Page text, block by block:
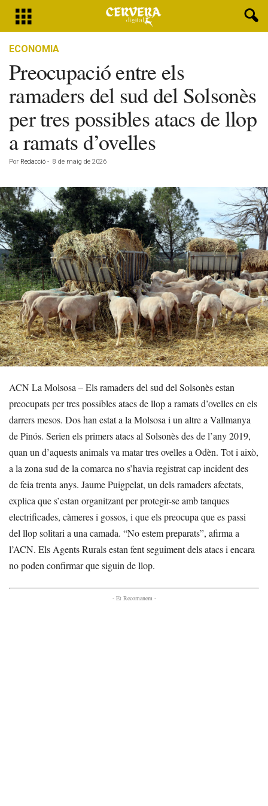
ECONOMIA
Preocupació entre els
ramaders del sud del Solsonès
per tres possibles atacs de llop
a ramats d’ovelles
Por Redacció - 8 de maig de 2026
ACN La Molsosa – Els ramaders del sud del Solsonès estan
preocupats per tres possibles atacs de llop a ramats d’ovelles en els
darrers mesos. Dos han estat a la Molsosa i un altre a Vallmanya
de Pinós. Serien els primers atacs al Solsonès des de l’any 2019,
quan un d’aquests animals va matar tres ovelles a Odèn. Tot i això,
a la zona sud de la comarca no s’havia registrat cap incident des
de feia trenta anys. Jaume Puigpelat, un dels ramaders afectats,
explica que s’estan organitzant per protegir-se amb tanques
electrificades, càmeres i gossos, i que els preocupa que es passi
del llop solitari a una camada. “No estem preparats”, afirma a
l’ACN. Els Agents Rurals estan fent seguiment dels atacs i encara
no poden confirmar que siguin de llop.
- Et Recomanem -